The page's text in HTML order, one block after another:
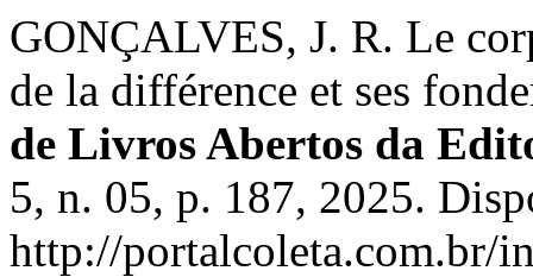
GONÇALVES, J. R. Le
de la différence et ses
de Livros Abertos da
5, n. 05, p. 187, 2025.
http://portalcoleta.com.br/